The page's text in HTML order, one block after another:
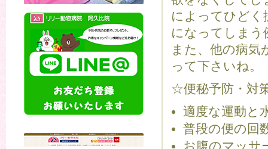
によってひどく
になってしまう
また、他の病
って下さいね。
☆便秘予防・対
適度な運動と
普段の便の回
お腹のマッサ